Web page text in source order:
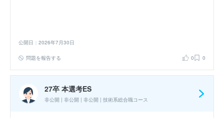
公開日：2026年7月30日
問題を報告する 0 0
27卒 本選考ES
非公開 | 非公開 | 非公開 | 技術系総合職コース